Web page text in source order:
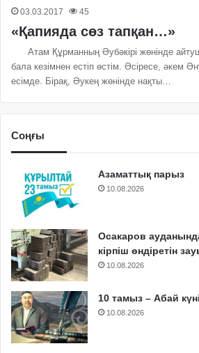
03.03.2017 45
«Қапияда сөз тапқан…»
Атам Құрманның Әубәкірі жөнінде
бала кезімнен естіп өстім. Әсіресе, әкем
есімде. Бірақ, Әукең жөнінде нақты…
Соңғы
Азаматтық парыз
10.08.2026
Осакаров
кірпіш өндіретін
10.08.2026
10 тамыз – Абай күні
10.08.2026